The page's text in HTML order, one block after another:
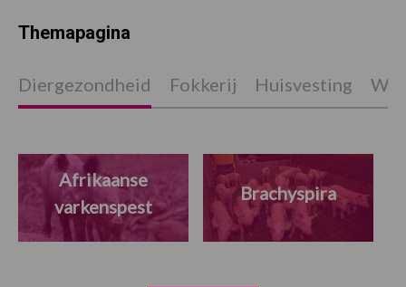
Themapagina
Diergezondheid Fokkerij Huisvesting
Afrikaanse
varkenspest
Brachyspira